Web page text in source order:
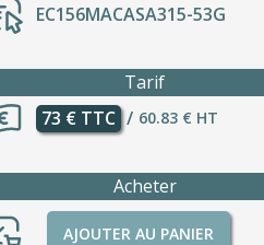
EC156MACASA315-53G
Tarif
73 € TTC / 60.83 € HT
Acheter
AJOUTER AU PANIER